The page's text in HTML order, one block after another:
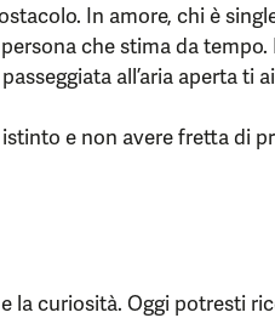
In amore, chi è
che stima da
all’aria aperta ti
e non avere fretta di
la curiosità. Oggi potresti